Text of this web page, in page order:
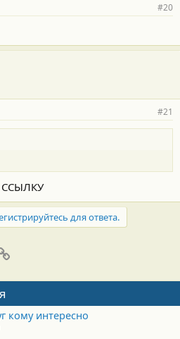
#20
#21
ССЫЛКУ
для ответа.
почта
кому интересно